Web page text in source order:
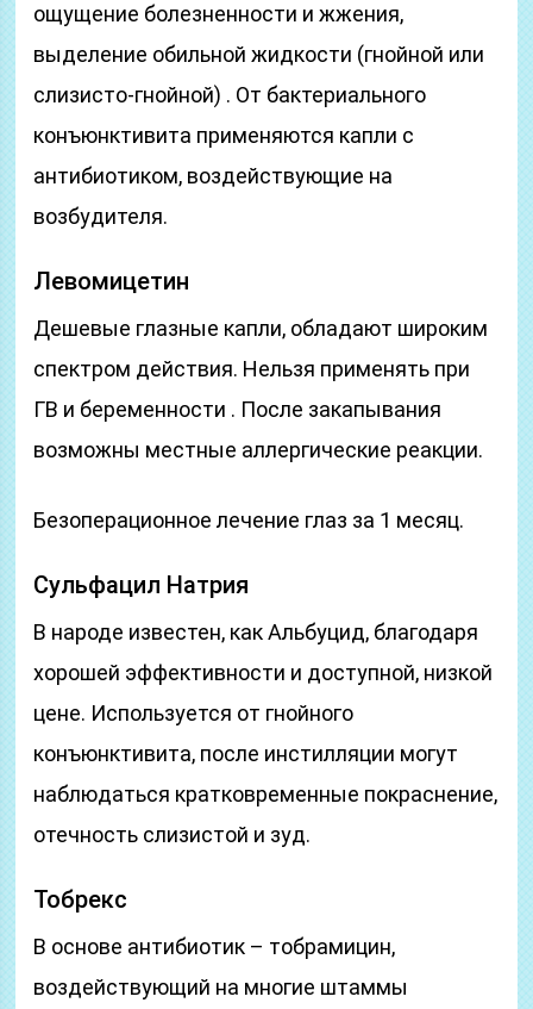
ощущение болезненности и жжения,
выделение обильной жидкости (гнойной или
слизисто-гнойной) . От бактериального
конъюнктивита применяются капли с
антибиотиком, воздействующие на
возбудителя.
Левомицетин
Дешевые глазные капли, обладают широким
спектром действия. Нельзя применять при
ГВ и беременности . После закапывания
возможны местные аллергические реакции.
Безоперационное лечение глаз за 1 месяц.
Сульфацил Натрия
В народе известен, как Альбуцид, благодаря
хорошей эффективности и доступной, низкой
цене. Используется от гнойного
конъюнктивита, после инстилляции могут
наблюдаться кратковременные покраснение,
отечность слизистой и зуд.
Тобрекс
В основе антибиотик – тобрамицин,
воздействующий на многие штаммы